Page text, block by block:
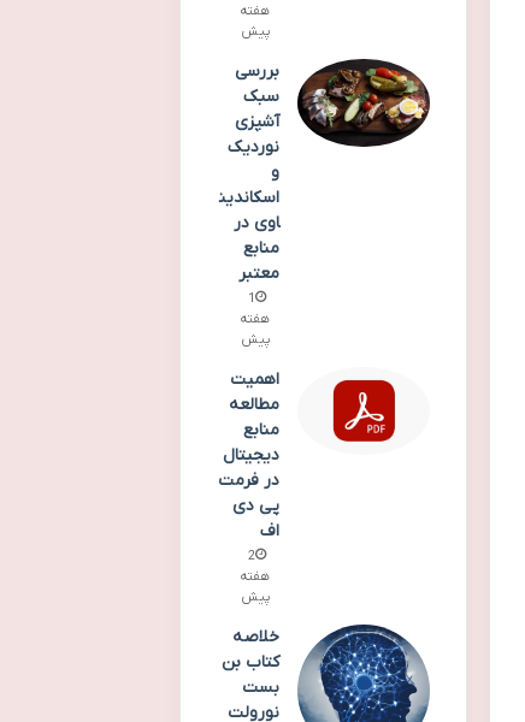
هفته
پیش
بررسی
سبک
آشپزی
نوردیک
و
اسکاندین
اوی در
منابع
معتبر
1
هفته
پیش
اهمیت
مطالعه
منابع
دیجیتال
در فرمت
پی دی
اف
2
هفته
پیش
خلاصه
کتاب بن
بست
نورولت